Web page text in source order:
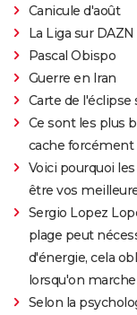
Canicule d'août
La Liga sur DAZN
Pascal Obispo
Guerre en Iran
Carte de l'éclipse
Ce sont les plus
cache forcément
Voici pourquoi
être vos
Sergio Lopez
plage peut
d'énergie, cela
lorsqu'on
Selon la